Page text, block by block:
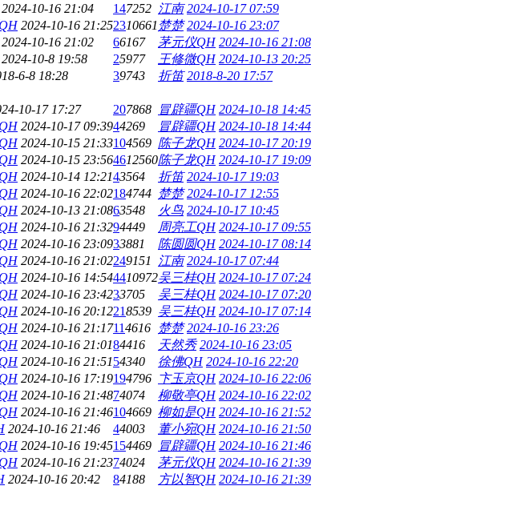
2024-10-16 21:04 147252 江南 2024-10-17 07:59
2024-10-16 21:252310661 楚楚 2024-10-16 23:07
2024-10-16 21:02 66167 茅元仪QH 2024-10-16 21:08
2024-10-8 19:58 25977 王修微QH 2024-10-13 20:25
6-8 18:28 39743 折笛 2018-8-20 17:57
10-17 17:27 207868 冒辟疆QH 2024-10-18 14:45
2024-10-17 09:3944269 冒辟疆QH 2024-10-18 14:44
2024-10-15 21:33104569 陈子龙QH 2024-10-17 20:19
2024-10-15 23:564612560陈子龙QH 2024-10-17 19:09
2024-10-14 12:2143564 折笛 2024-10-17 19:03
2024-10-16 22:02184744 楚楚 2024-10-17 12:55
2024-10-13 21:0863548 火鸟 2024-10-17 10:45
2024-10-16 21:3294449 周亮工QH 2024-10-17 09:55
2024-10-16 23:0933881 陈圆圆QH 2024-10-17 08:14
2024-10-16 21:02249151 江南 2024-10-17 07:44
2024-10-16 14:544410972吴三桂QH 2024-10-17 07:24
2024-10-16 23:4233705 吴三桂QH 2024-10-17 07:20
2024-10-16 20:12218539 吴三桂QH 2024-10-17 07:14
2024-10-16 21:17114616 楚楚 2024-10-16 23:26
2024-10-16 21:0184416 天然秀 2024-10-16 23:05
2024-10-16 21:5154340 徐佛QH 2024-10-16 22:20
2024-10-16 17:19194796 卞玉京QH 2024-10-16 22:06
2024-10-16 21:4874074 柳敬亭QH 2024-10-16 22:02
2024-10-16 21:46104669 柳如是QH 2024-10-16 21:52
2024-10-16 21:46 44003 董小宛QH 2024-10-16 21:50
2024-10-16 19:45154469 冒辟疆QH 2024-10-16 21:46
2024-10-16 21:2374024 茅元仪QH 2024-10-16 21:39
2024-10-16 20:42 84188 方以智QH 2024-10-16 21:39